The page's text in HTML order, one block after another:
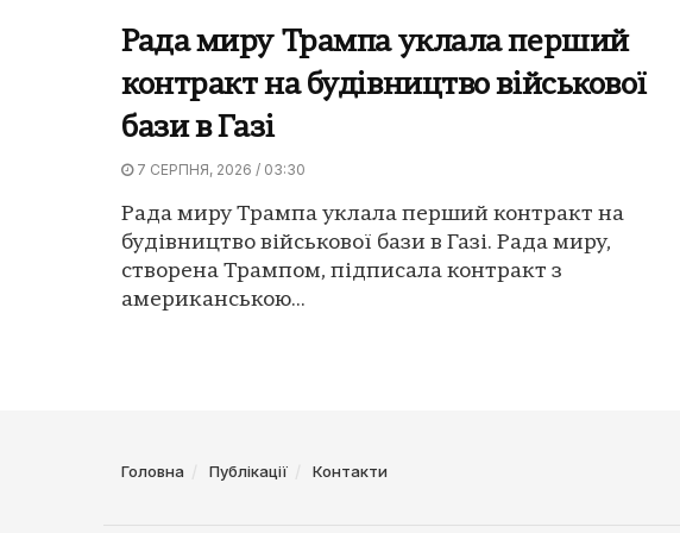
Рада миру Трампа уклала перший
контракт на будівництво військової
бази в Газі
7 СЕРПНЯ, 2026 / 03:30
Рада миру Трампа уклала перший контракт на
будівництво військової бази в Газі. Рада миру,
створена Трампом, підписала контракт з
американською...
Головна Публікації Контакти